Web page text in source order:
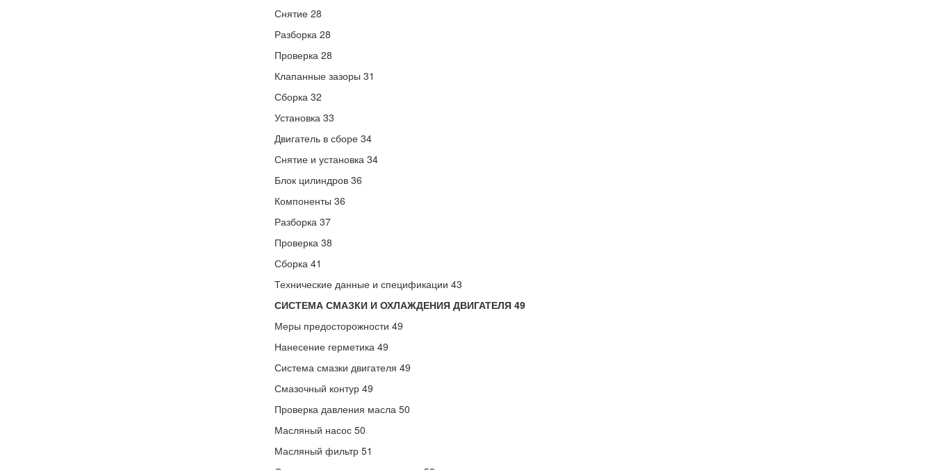
Снятие 28
Разборка 28
Проверка 28
Клапанные зазоры 31
Сборка 32
Установка 33
Двигатель в сборе 34
Снятие и установка 34
Блок цилиндров 36
Компоненты 36
Разборка 37
Проверка 38
Сборка 41
Технические данные и спецификации 43
СИСТЕМА СМАЗКИ И ОХЛАЖДЕНИЯ ДВИГАТЕЛЯ 49
Меры предосторожности 49
Нанесение герметика 49
Система смазки двигателя 49
Смазочный контур 49
Проверка давления масла 50
Масляный насос 50
Масляный фильтр 51